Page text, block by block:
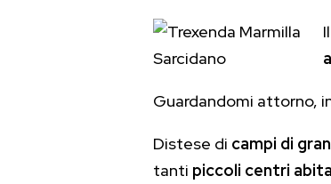
Guardandomi attorno,
Distese di campi di
tanti piccoli centri